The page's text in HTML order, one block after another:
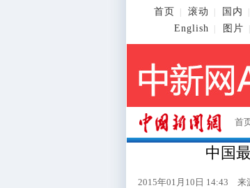
首页 滚动 国内
English
图片
首
中国
2015年01月10日 14:43 来